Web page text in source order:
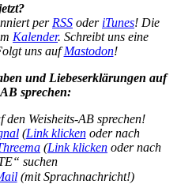
per RSS oder iTunes! Die
Kalender. Schreibt uns eine
uns aufMastodon!
und Liebeserklärungen auf
sprechen:
den Weisheits-AB sprechen!
(Link klickenoder nach
(Link klicken oder nach
suchen
(mit Sprachnachricht!)